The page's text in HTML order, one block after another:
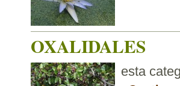
OXALIDALES
esta